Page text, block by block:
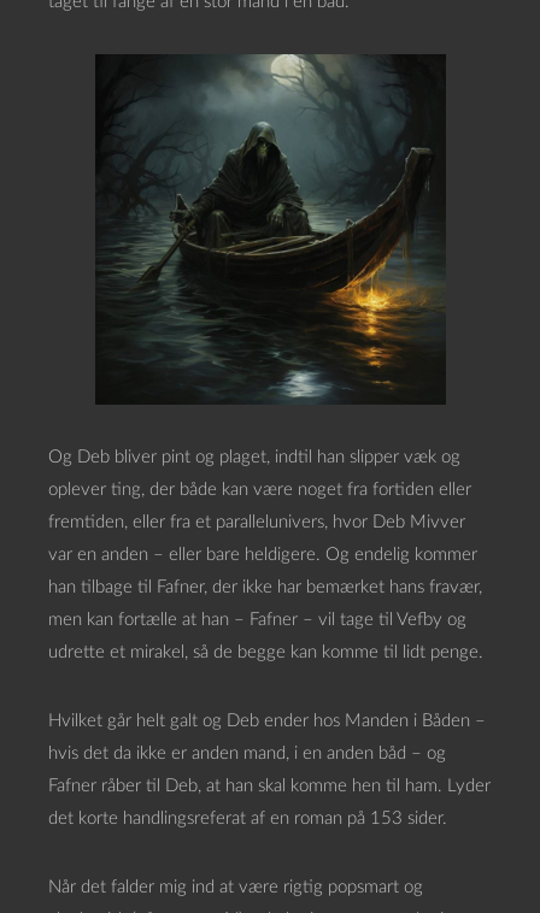
Og Deb bliver pint og plaget, indtil han slipper væk og
oplever ting, der både kan være noget fra fortiden eller
fremtiden, eller fra et parallelunivers, hvor Deb Mivver
var en anden – eller bare heldigere. Og endelig kommer
han tilbage til Fafner, der ikke har bemærket hans fravær,
men kan fortælle at han – Fafner – vil tage til Vefby og
udrette et mirakel, så de begge kan komme til lidt penge.
Hvilket går helt galt og Deb ender hos Manden i Båden –
hvis det da ikke er anden mand, i en anden båd – og
Fafner råber til Deb, at han skal komme hen til ham. Lyder
det korte handlingsreferat af en roman på 153 sider.
Når det falder mig ind at være rigtig popsmart og